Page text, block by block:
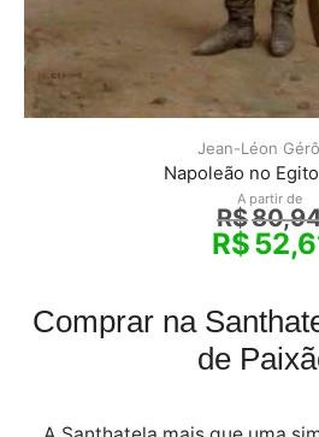
Jean-Léon
Napoleão no
A partir de
R$
R$
Comprar na
de